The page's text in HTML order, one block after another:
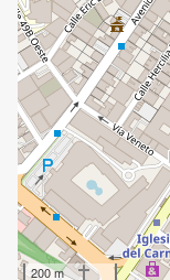
200 m